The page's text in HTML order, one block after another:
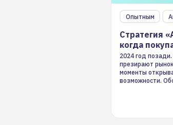
Опытным
Стратегия
когда
2024 год
презирают
моменты
возможности.